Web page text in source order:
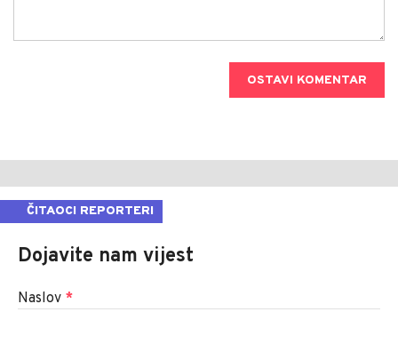
OSTAVI KOMENTAR
ČITAOCI REPORTERI
Dojavite nam vijest
Naslov *